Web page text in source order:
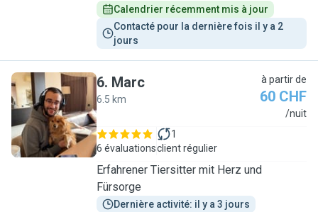
Calendrier récemment mis à jour
Contacté pour la dernière fois il y a 2
jours
M
6. Marc
6.5 km
à partir de
60 CHF
/nuit
6 évaluations
1
client régulier
Erfahrener Tiersitter mit Herz und
Fürsorge
Dernière activité: il y a 3 jours